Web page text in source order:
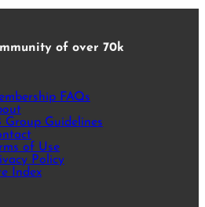
of over 70k
FAQs
Group Guidelines
of Use
Policy
Index